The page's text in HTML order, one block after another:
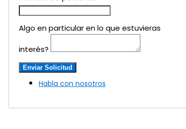
Algo en particular en lo que estuvieras
interés?
Enviar Solicitud
Habla con nosotros